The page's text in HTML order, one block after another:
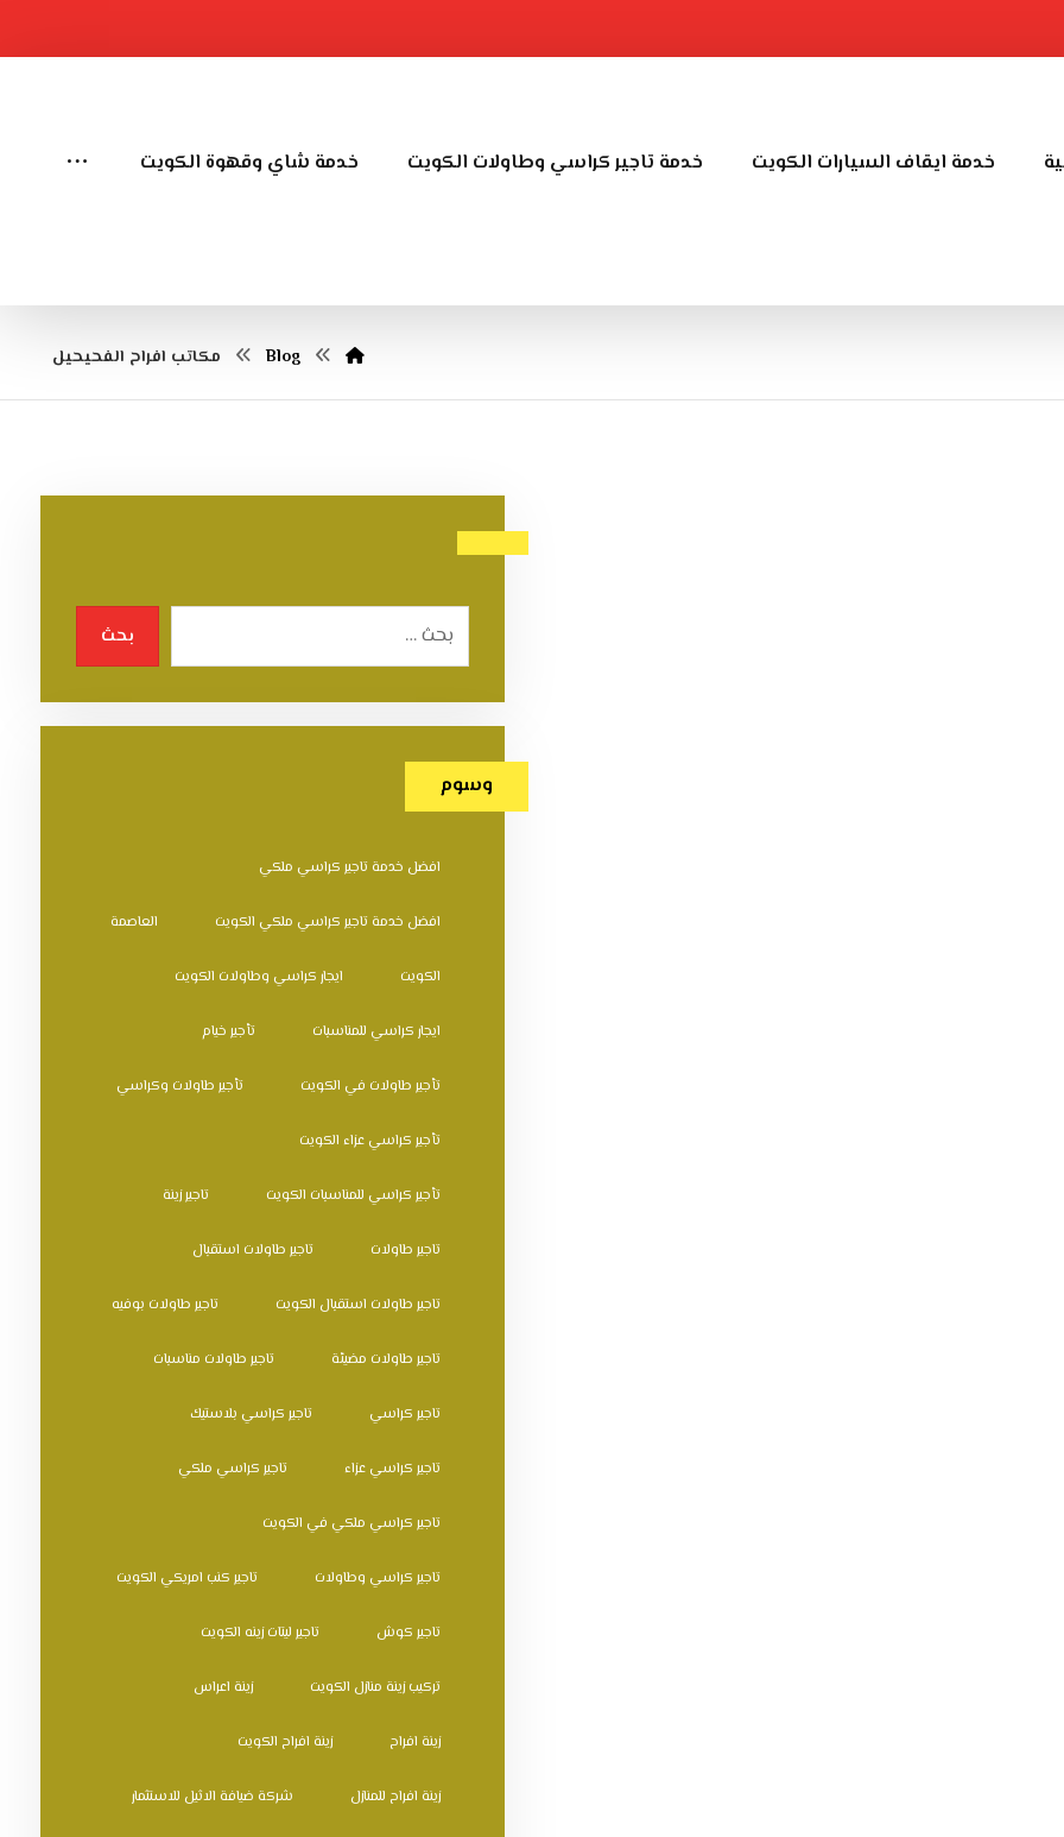
خدمة ايقاف السيارات الكويت خدمة تاجير كراسي وطاولات الكويت خدمة شاي وقهوة الكويت
Blog مكاتب افراح الفحيحيل
بحث
وسوم
افضل خدمة تاجير كراسي ملكي
افضل خدمة تاجير كراسي ملكي الكويت العاصمة
الكويت ايجار كراسي وطاولات الكويت
ايجار كراسي للمناسبات تأجير خيام
تأجير طاولات في الكويت تأجير طاولات وكراسي
تأجير كراسي عزاء الكويت
تأجير كراسي للمناسبات الكويت تاجير زينة
تاجير طاولات تاجير طاولات استقبال
تاجير طاولات استقبال الكويت تاجير طاولات بوفيه
تاجير طاولات مضيئة تاجير طاولات مناسبات
تاجير كراسي تاجير كراسي بلاستيك
تاجير كراسي عزاء تاجير كراسي ملكي
تاجير كراسي ملكي في الكويت
تاجير كراسي وطاولات تاجير كنب امريكي الكويت
تاجير كوش تاجير ليتات زينه الكويت
تركيب زينة منازل الكويت زينة اعراس
زينة افراح زينة افراح الكويت
زينة افراح للمنازل شركة ضيافة الاثيل للاستثمار